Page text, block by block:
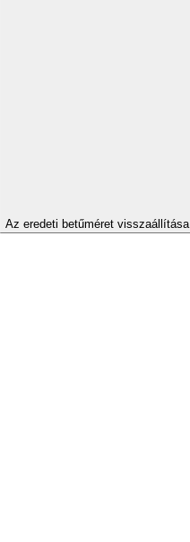
Az eredeti betűméret visszaállítása